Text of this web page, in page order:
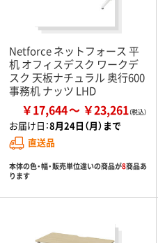
Netforce ネットフォース 平
机 オフィスデスク ワークデ
スク 天板ナチュラル 奥行600
事務机 ナッツ LHD
￥17,644 ￥23,261
お届け日：8月24日（月）まで
直送品
本体の色・幅・販売単位違いの商品が8商品あ
ります